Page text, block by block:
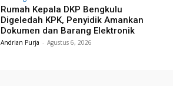
Rumah Kepala DKP Bengkulu
Digeledah KPK, Penyidik Amankan
Dokumen dan Barang Elektronik
Andrian Purja - Agustus 6, 2026